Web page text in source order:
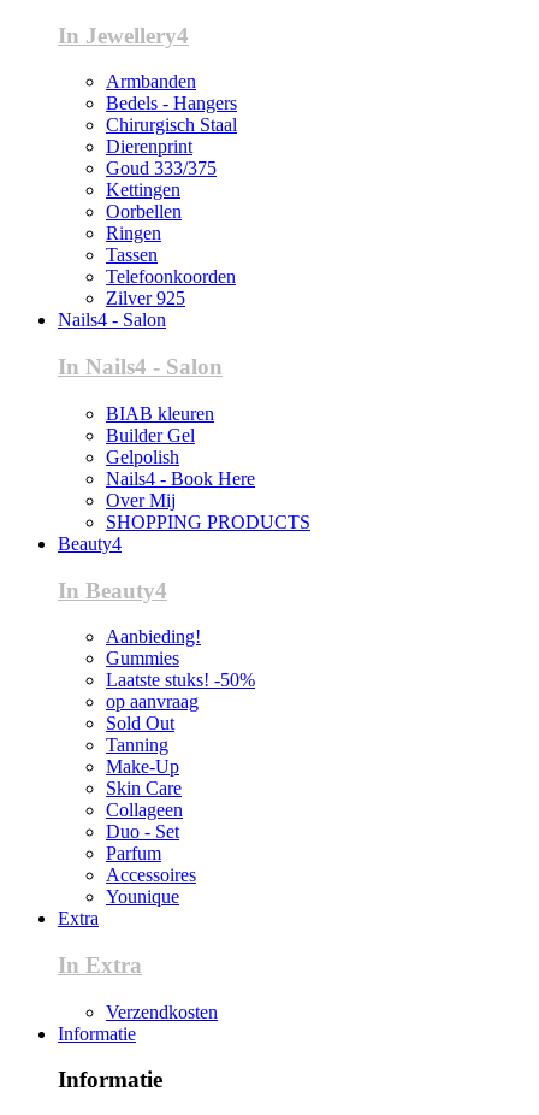
In Jewellery4
Armbanden
Bedels - Hangers
Chirurgisch Staal
Dierenprint
Goud 333/375
Kettingen
Oorbellen
Ringen
Tassen
Telefoonkoorden
Zilver 925
Nails4 - Salon
In Nails4 - Salon
BIAB kleuren
Builder Gel
Gelpolish
Nails4 - Book Here
Over Mij
SHOPPING PRODUCTS
Beauty4
In Beauty4
Aanbieding!
Gummies
Laatste stuks! -50%
op aanvraag
Sold Out
Tanning
Make-Up
Skin Care
Collageen
Duo - Set
Parfum
Accessoires
Younique
Extra
In Extra
Verzendkosten
Informatie
Informatie